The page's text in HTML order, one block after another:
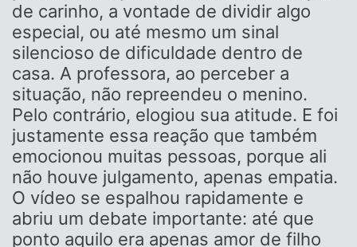
de carinho, a vontade de dividir algo
especial, ou até mesmo um sinal
silencioso de dificuldade dentro de
casa. A professora, ao perceber a
situação, não repreendeu o menino.
Pelo contrário, elogiou sua atitude. E foi
justamente essa reação que também
emocionou muitas pessoas, porque ali
não houve julgamento, apenas empatia.
O vídeo se espalhou rapidamente e
abriu um debate importante: até que
ponto aquilo era apenas amor de filho